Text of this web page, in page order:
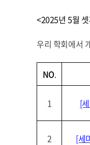
<2025년 5월
우리 학회에서
NO.
1 [
2 [세